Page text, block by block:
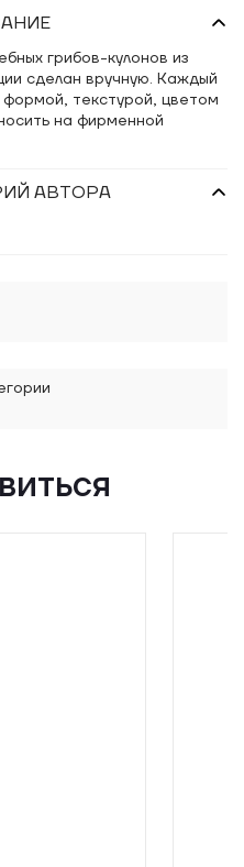
грибов-кулонов из
сделан вручную. Каждый
текстурой, цветом
на фирменной
АВТОРА